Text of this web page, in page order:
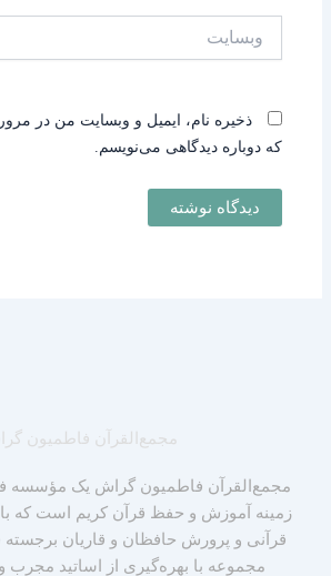
ذخیره نام، ایمیل و وبسایت من در
که دوباره دیدگاهی می‌نویسم.
مجمع‌القرآن فاطمیون
مجمع‌القرآن فاطمیون گراش یک مؤسسه
زمینه آموزش و حفظ قرآن کریم است که
قرآنی و پرورش حافظان و قاریان برجسته
مجموعه با بهره‌گیری از اساتید مجرب